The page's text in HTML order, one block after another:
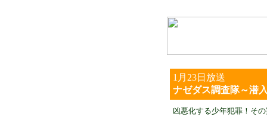
1月23日 放送
ナゼダス調査隊～潜
凶悪化する少年犯罪！そ